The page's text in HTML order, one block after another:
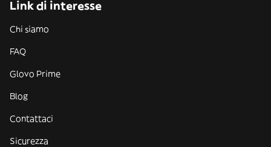
Link di interesse
Chi siamo
FAQ
Glovo Prime
Blog
Contattaci
Sicurezza